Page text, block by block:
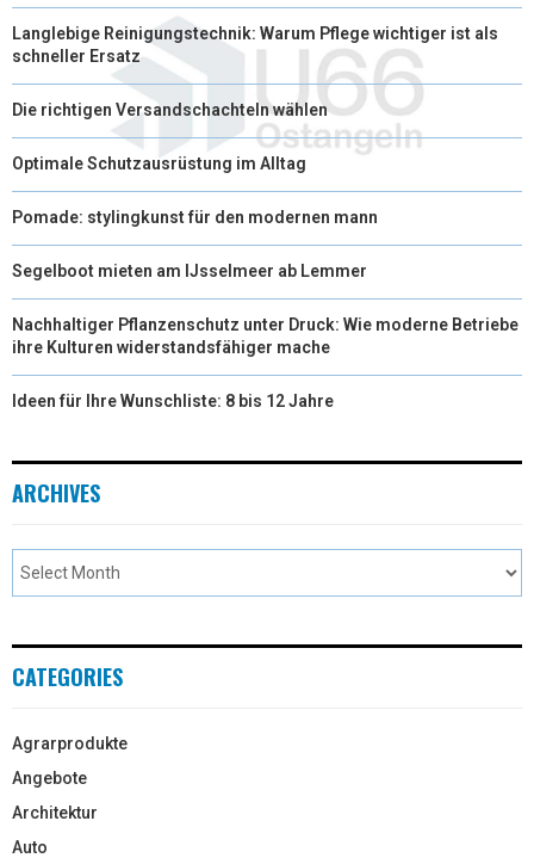
Langlebige Reinigungstechnik: Warum Pflege wichtiger ist als
schneller Ersatz
Die richtigen Versandschachteln wählen
Optimale Schutzausrüstung im Alltag
Pomade: stylingkunst für den modernen mann
Segelboot mieten am IJsselmeer ab Lemmer
Nachhaltiger Pflanzenschutz unter Druck: Wie moderne Betriebe
ihre Kulturen widerstandsfähiger mache
Ideen für Ihre Wunschliste: 8 bis 12 Jahre
ARCHIVES
CATEGORIES
Agrarprodukte
Angebote
Architektur
Auto